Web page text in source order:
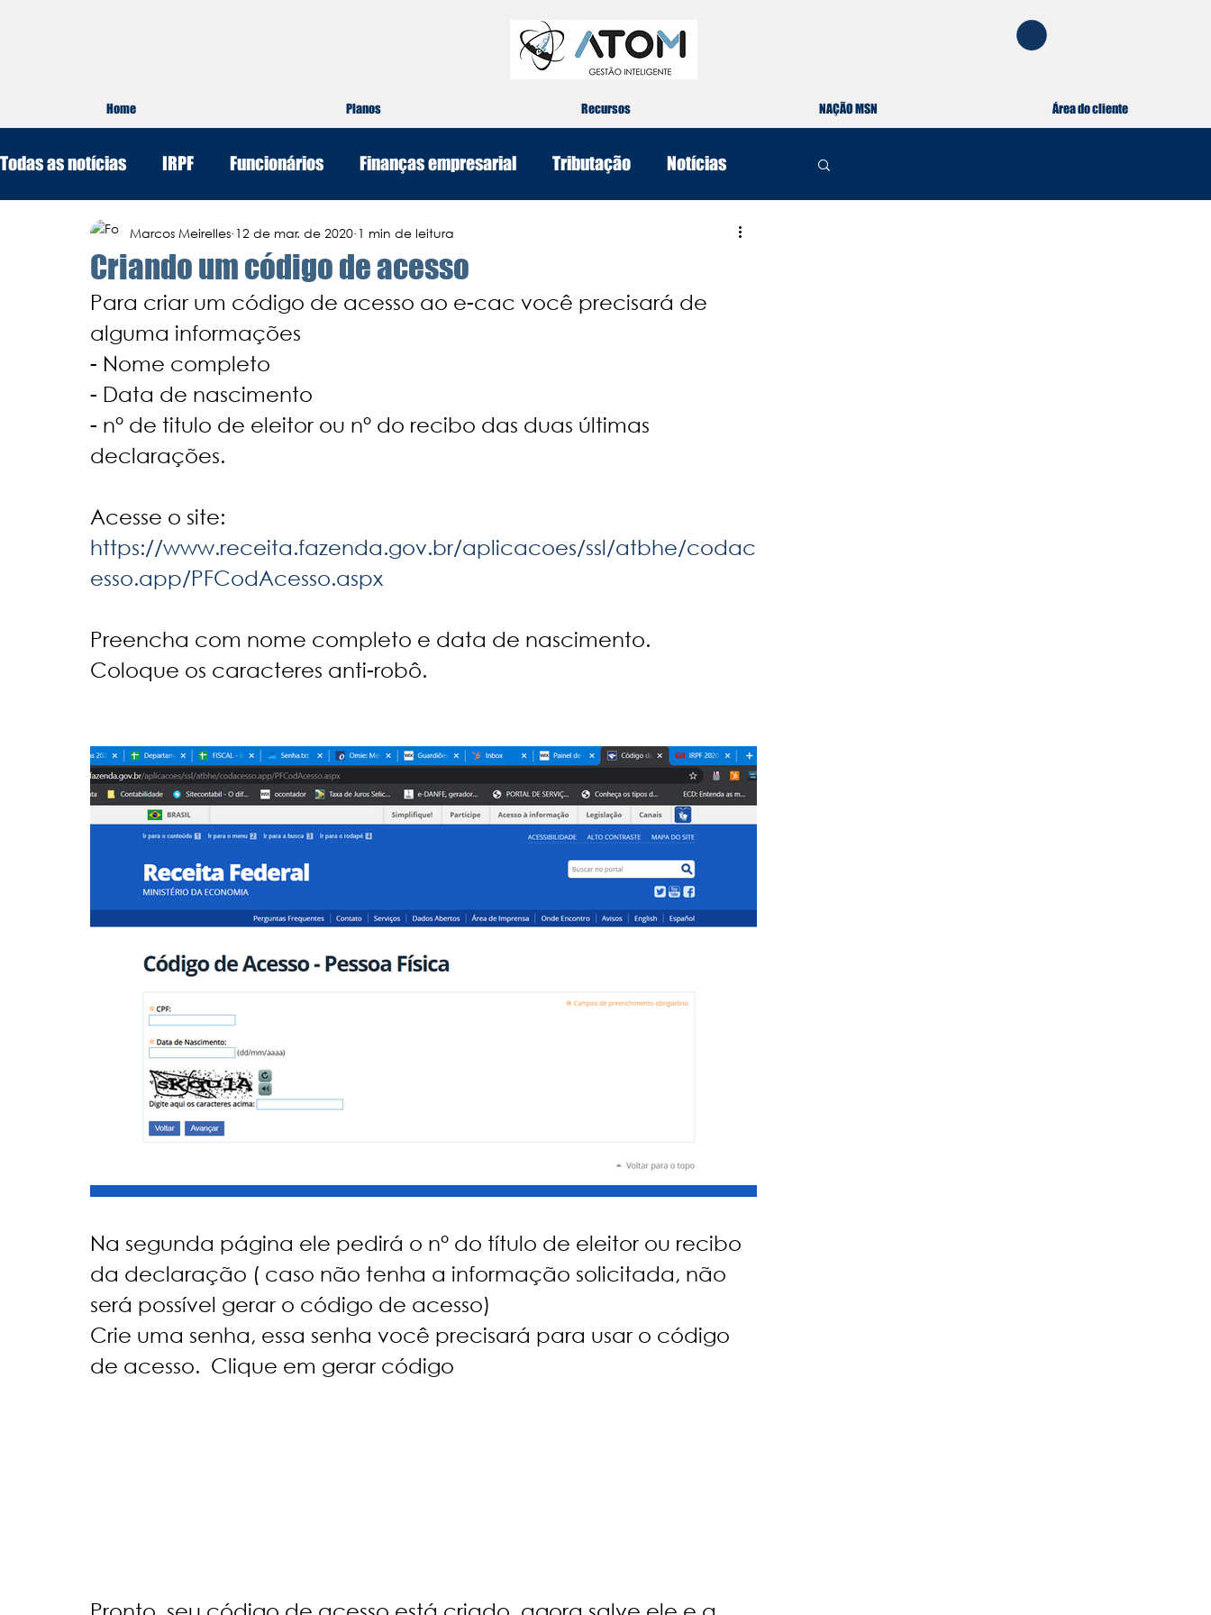
Home Planos Recursos NAÇÃO MSN Área do cliente
Todas as notícias IRPF Funcionários Finanças empresarial Tributação Notícias
Marketing e Vendas Gestão
Criando um código de acesso
Marcos Meirelles 12 de mar. de 2020 1 min de leitura
Para criar um código de acesso ao e-cac você precisará de
alguma informações
- Nome completo
- Data de nascimento
- n° de titulo de eleitor ou n° do recibo das duas últimas
declarações.
Acesse o site:
https://www.receita.fazenda.gov.br/aplicacoes/ssl/atbhe/codac
esso.app/PFCodAcesso.aspx
Preencha com nome completo e data de nascimento.
Coloque os caracteres anti-robô.
Na segunda página ele pedirá o n° do título de eleitor ou recibo
da declaração ( caso não tenha a informação solicitada, não
será possível gerar o código de acesso)
Crie uma senha, essa senha você precisará para usar o código
de acesso.  Clique em gerar código
Pronto, seu código de acesso está criado, agora salve ele e a